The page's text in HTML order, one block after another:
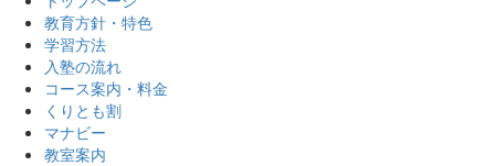
教育方針・特色
学習方法
入塾の流れ
コース案内・料金
くりとも割
マナビー
教室案内